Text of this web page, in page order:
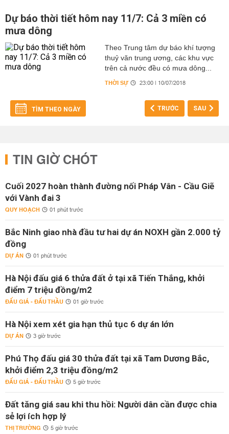
Dự báo thời tiết hôm nay 11/7: Cả 3 miền có
mưa dông
Theo Trung tâm dự báo khí tượng
thuỷ văn trung ương, các khu vực
trên cả nước đều có mưa dông...
THỜI SỰ 23:00 | 10/07/2018
TÌM THEO NGÀY TRƯỚC SAU
TIN GIỜ CHÓT
Cuối 2027 hoàn thành đường nối Pháp Vân - Cầu Giẽ
với Vành đai 3
QUY HOẠCH 01 phút trước
Bắc Ninh giao nhà đầu tư hai dự án NOXH gần 2.000 tỷ
đồng
DỰ ÁN 01 phút trước
Hà Nội đấu giá 6 thửa đất ở tại xã Tiến Thắng, khởi
điểm 7 triệu đồng/m2
ĐẤU GIÁ - ĐẤU THẦU 01 giờ trước
Hà Nội xem xét gia hạn thủ tục 6 dự án lớn
DỰ ÁN 3 giờ trước
Phú Thọ đấu giá 30 thửa đất tại xã Tam Dương Bắc,
khởi điểm 2,3 triệu đồng/m2
ĐẤU GIÁ - ĐẤU THẦU 5 giờ trước
Đất tăng giá sau khi thu hồi: Người dân cần được chia
sẻ lợi ích hợp lý
THỊ TRƯỜNG 5 giờ trước